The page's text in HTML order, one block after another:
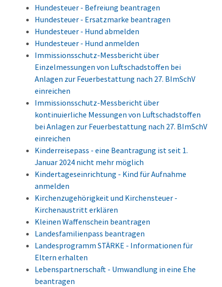
Hundesteuer - Befreiung beantragen
Hundesteuer - Ersatzmarke beantragen
Hundesteuer - Hund abmelden
Hundesteuer - Hund anmelden
Immissionsschutz-Messbericht über
Einzelmessungen von Luftschadstoffen bei
Anlagen zur Feuerbestattung nach 27. BImSchV
einreichen
Immissionsschutz-Messbericht über
kontinuierliche Messungen von Luftschadstoffen
bei Anlagen zur Feuerbestattung nach 27. BImSchV
einreichen
Kinderreisepass - eine Beantragung ist seit 1.
Januar 2024 nicht mehr möglich
Kindertageseinrichtung - Kind für Aufnahme
anmelden
Kirchenzugehörigkeit und Kirchensteuer -
Kirchenaustritt erklären
Kleinen Waffenschein beantragen
Landesfamilienpass beantragen
Landesprogramm STÄRKE - Informationen für
Eltern erhalten
Lebenspartnerschaft - Umwandlung in eine Ehe
beantragen